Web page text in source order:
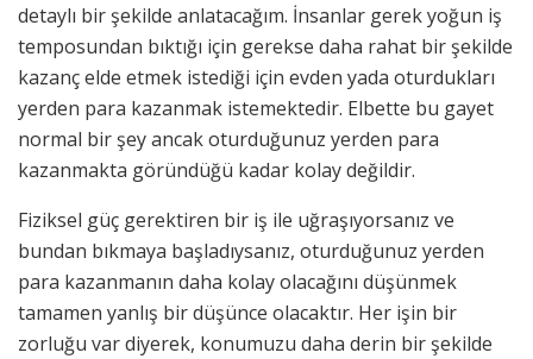
detaylı bir şekilde anlatacağım. İnsanlar gerek yoğun iş
temposundan bıktığı için gerekse daha rahat bir şekilde
kazanç elde etmek istediği için evden yada oturdukları
yerden para kazanmak istemektedir. Elbette bu gayet
normal bir şey ancak oturduğunuz yerden para
kazanmakta göründüğü kadar kolay değildir.
Fiziksel güç gerektiren bir iş ile uğraşıyorsanız ve
bundan bıkmaya başladıysanız, oturduğunuz yerden
para kazanmanın daha kolay olacağını düşünmek
tamamen yanlış bir düşünce olacaktır. Her işin bir
zorluğu var diyerek, konumuzu daha derin bir şekilde